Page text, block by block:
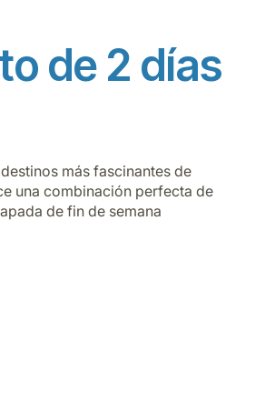
de 2 días
más fascinantes de
una combinación perfecta de
de fin de semana